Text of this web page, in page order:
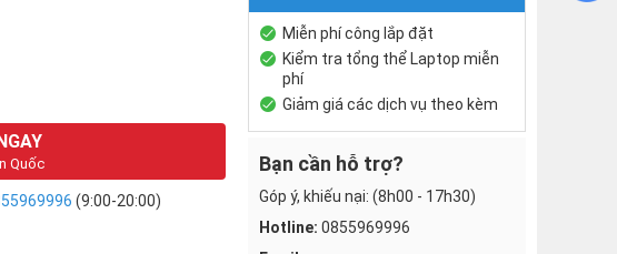
Quốc
(9:00-20:00)
Miễn phí công lắp đặt
Kiểm tra tổng thể Laptop miễn
phí
Giảm giá các dịch vụ theo kèm
Bạn cần hỗ trợ?
Góp ý, khiếu nại: (8h00 - 17h30)
Hotline: 0855969996